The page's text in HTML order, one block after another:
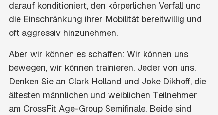
darauf konditioniert, den körperlichen Verfall und
die Einschränkung ihrer Mobilität bereitwillig und
oft aggressiv hinzunehmen.
Aber wir können es schaffen: Wir können uns
bewegen, wir können trainieren. Jeder von uns.
Denken Sie an Clark Holland und Joke Dikhoff, die
ältesten männlichen und weiblichen Teilnehmer
am CrossFit Age-Group Semifinale. Beide sind